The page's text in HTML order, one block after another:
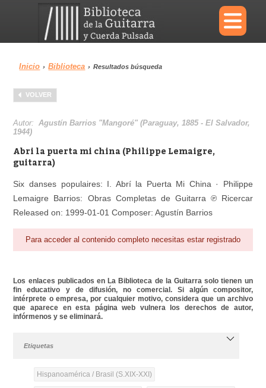
×
Menu
Biblioteca Diccionario
Área personal Reproductor
Inicio › Biblioteca › Resultados búsqueda
VOLVER
Autor:Agustín Barrios "Mangoré" (Paraguay, 1885 - El Salvador,
1944)
Abri la puerta mi china (Philippe Lemaigre,
guitarra)
Six danses populaires: I. Abrí la Puerta Mi China · Philippe
Lemaigre Barrios: Obras Completas de Guitarra ℗ Ricercar
Released on: 1999-01-01 Composer: Agustín Barrios
Para acceder al contenido completo necesitas estar registrado
Los enlaces publicados en La Biblioteca de la Guitarra solo tienen un
fin educativo y de difusión, no comercial. Si algún compositor,
intérprete o empresa, por cualquier motivo, considera que un archivo
que aparece en esta página web vulnera los derechos de autor,
infórmenos y se eliminará.
Etiquetas
Hispanoamérica / Brasil (S.XIX-XXI)